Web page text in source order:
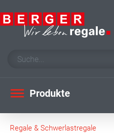
Produkte
Regale & Schwerlastregale